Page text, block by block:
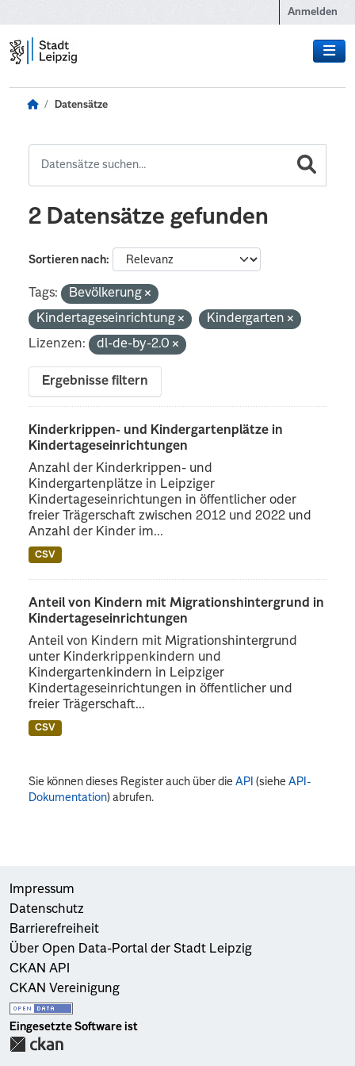
Anmelden
Datensätze
2 Datensätze gefunden
Sortieren nach
Tags:
Bevölkerung
Kindertageseinrichtung
Kindergarten
Lizenzen:
dl-de-by-2.0
Ergebnisse filtern
Kinderkrippen- und Kindergartenplätze in
Kindertageseinrichtungen
Anzahl der Kinderkrippen- und
Kindergartenplätze in Leipziger
Kindertageseinrichtungen in öffentlicher oder
freier Trägerschaft zwischen 2012 und 2022 und
Anzahl der Kinder im...
CSV
Anteil von Kindern mit Migrationshintergrund in
Kindertageseinrichtungen
Anteil von Kindern mit Migrationshintergrund
unter Kinderkrippenkindern und
Kindergartenkindern in Leipziger
Kindertageseinrichtungen in öffentlicher und
freier Trägerschaft...
CSV
Sie können dieses Register auch über dieAPI (sieheAPI-
Dokumentation) abrufen.
Impressum
Datenschutz
Barrierefreiheit
Über Open Data-Portal der Stadt Leipzig
CKAN API
CKAN Vereinigung
Eingesetzte Software ist